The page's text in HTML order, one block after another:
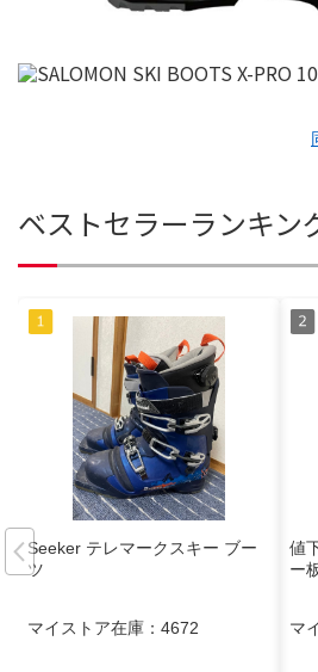
ベストセラーランキン
Seeker テレマークスキー ブー
ツ
マイストア在庫： 4672
値
ー
マ